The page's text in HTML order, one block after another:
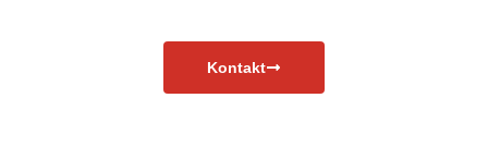
Kontakt